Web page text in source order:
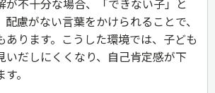
が不十分な場合、「できない子」と
配慮がない言葉をかけられることで、
あります。こうした環境では、子ども
いだしにくくなり、自己肯定感が下
。